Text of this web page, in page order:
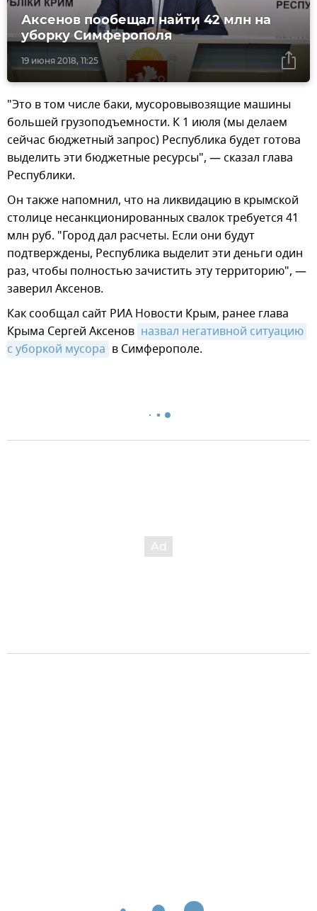
19 июня 2018, 11:25
Аксенов пообещал найти 42 млн на
уборку Симферополя
"Это в том числе баки, мусоровывозящие машины
большей грузоподъемности. К 1 июля (мы делаем
сейчас бюджетный запрос) Республика будет готова
выделить эти бюджетные ресурсы", — сказал глава
Республики.
Он также напомнил, что на ликвидацию в крымской
столице несанкционированных свалок требуется 41
млн руб. "Город дал расчеты. Если они будут
подтверждены, Республика выделит эти деньги один
раз, чтобы полностью зачистить эту территорию", —
заверил Аксенов.
Как сообщал сайт РИА Новости Крым, ранее глава
Крыма Сергей Аксенов назвал негативной ситуацию
с уборкой мусора в Симферополе.